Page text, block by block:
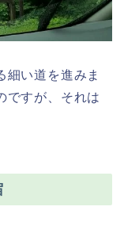
細い道を進みま
ですが、それは